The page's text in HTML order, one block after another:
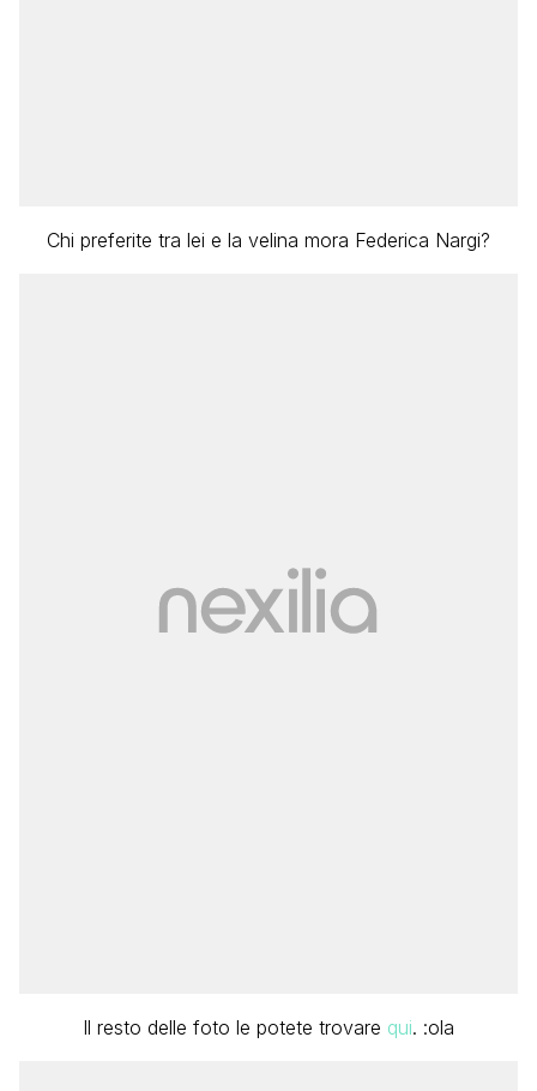
Chi preferite tra lei e la velina mora Federica Nargi?
Il resto delle foto le potete trovare qui. :ola